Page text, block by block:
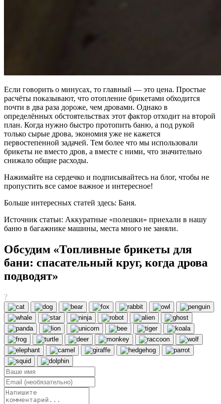
Если говорить о минусах, то главный — это цена. Простые
расчёты показывают, что отопление брикетами обходится
почти в два раза дороже, чем дровами. Однако в
определённых обстоятельствах этот фактор отходит на второй
план. Когда нужно быстро протопить баню, а под рукой
только сырые дрова, экономия уже не кажется
первостепенной задачей. Тем более что мы использовали
брикеты не вместо дров, а вместе с ними, что значительно
снижало общие расходы.
Нажимайте на сердечко и подписывайтесь на блог, чтобы не
пропустить все самое важное и интересное!
Больше интересных статей здесь: Баня.
Источник статьи: Аккуратные «полешки» приехали в нашу
баню в багажнике машины, места много не заняли.
Обсудим «Топливные брикеты для
бани: спасательный круг, когда дрова
подводят»
?